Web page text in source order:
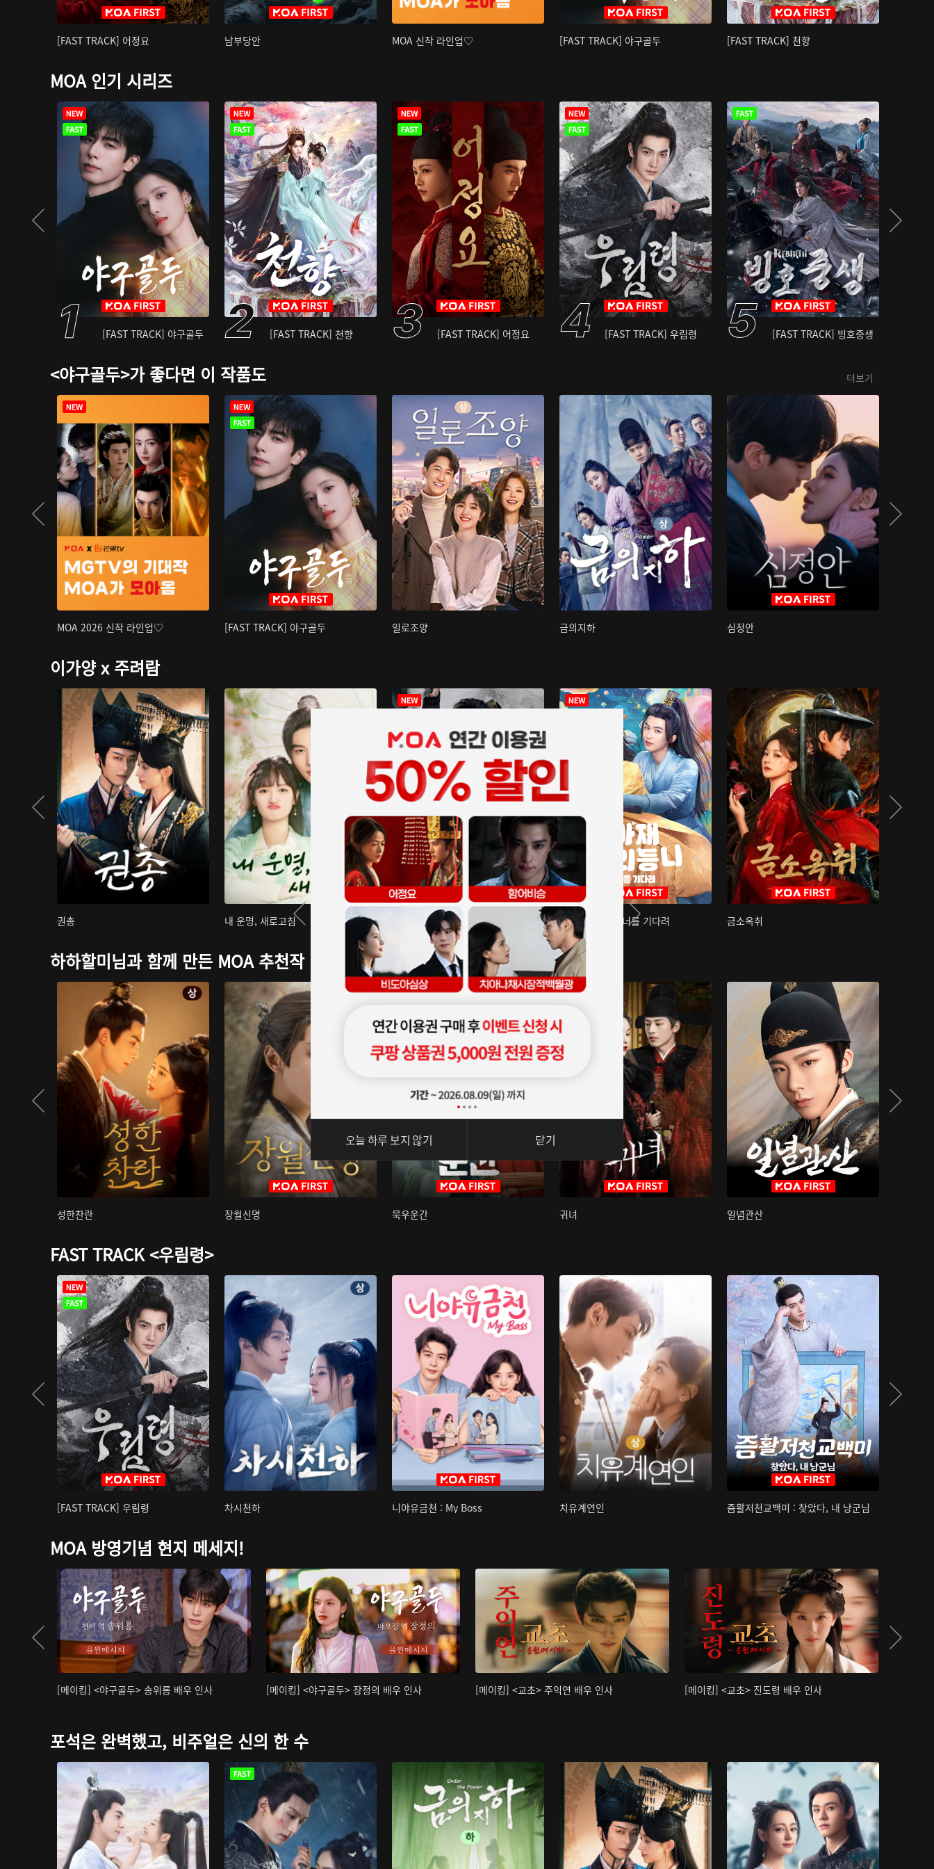
[FAST TRACK] 어정요 남부당안 MOA 신작 라인업♡ [FAST TRACK] 야구골두 [FAST TRACK] 천향
MOA 인기 시리즈
[FAST TRACK] 야구골두 [FAST TRACK] 천향 [FAST TRACK] 어정요 [FAST TRACK] 우림령 [FAST TRACK] 빙호중생
<야구골두>가 좋다면 이 작품도 더보기
MOA 2026 신작 라인업♡ [FAST TRACK] 야구골두 일로조양 금의지하 심정안
이가양 x 주려람
권총 내 운명, 새로고침 아재저리등니 : 너를 기다려 금소옥취
하하할미님과 함께 만든 MOA 추천작
성한찬란 장월신명 묵우운간 귀녀 일념관산
FAST TRACK <우림령>
[FAST TRACK] 우림령 차시천하 니야유금천 : My Boss 치유계연인 즘활저천교백미 : 찾았다, 내 낭군님
MOA 방영기념 현지 메세지!
[메이킹] <야구골두> 송위룡 배우 인사 [메이킹] <야구골두> 장정의 배우 인사 [메이킹] <교초> 주익연 배우 인사 [메이킹] <교초> 진도령 배우 인사
포석은 완벽했고, 비주얼은 신의 한 수
오늘 하루 보지 않기 닫기